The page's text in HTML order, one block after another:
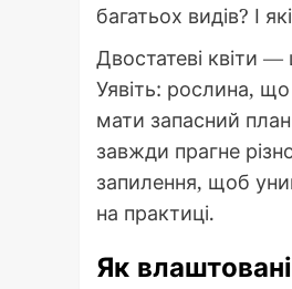
багатьох видів? І
Двостатеві квіти —
Уявіть: рослина,
мати запасний
завжди прагне
запилення, щоб
на практиці.
Як